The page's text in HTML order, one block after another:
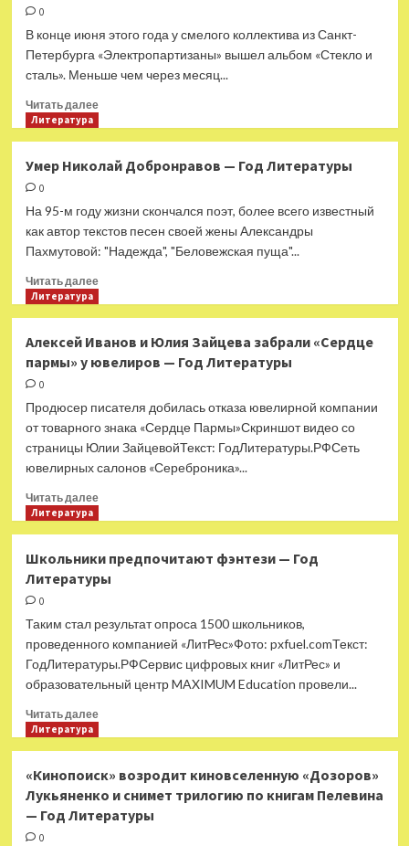
регионам
—
Литературы
0
В конце июня этого года у смелого коллектива из Санкт-
Петербурга «Электропартизаны» вышел альбом «Стекло и
сталь». Меньше чем через месяц...
Читать далееПрочитать
любви
бетонному
Курылёв
клипе
Литература
Умер Николай Добронравов — Год Литературы
0
На 95-м году жизни скончался поэт, более всего известный
как автор текстов песен своей жены Александры
Пахмутовой: "Надежда", "Беловежская пуща"...
Читать далееПрочитать
Николай
Добронравов
Литературы
Литература
Алексей Иванов и Юлия Зайцева забрали «Сердце
пармы» у ювелиров — Год Литературы
0
Продюсер писателя добилась отказа ювелирной компании
от товарного знака «Сердце Пармы»Скриншот видео со
страницы Юлии ЗайцевойТекст: ГодЛитературы.РФСеть
ювелирных салонов «Сереброника»...
Читать далееПрочитать
Иванов
и
забрали
«Сердце
пармы»
у
—
Год
Литературы
Литература
Школьники предпочитают фэнтези — Год
Литературы
0
Таким стал результат опроса 1500 школьников,
проведенного компанией «ЛитРес»Фото: pxfuel.comТекст:
ГодЛитературы.РФСервис цифровых книг «ЛитРес» и
образовательный центр MAXIMUM Education провели...
Читать далееПрочитать
предпочитают
фэнтези
—
Литература
«Кинопоиск» возродит киновселенную «Дозоров»
Лукьяненко и снимет трилогию по книгам Пелевина
— Год Литературы
0